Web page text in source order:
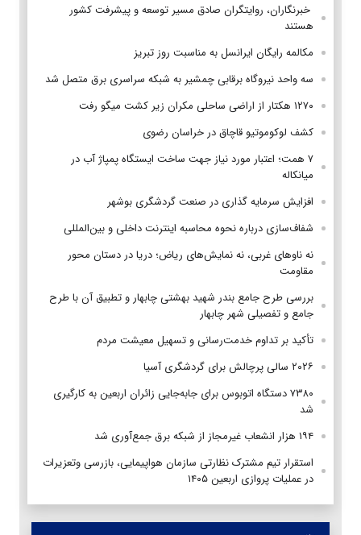
‌ خبرنگاران، روایتگران صادق مسیر توسعه و پیشرفت کشور
هستند
مکالمه رایگان ایرانسل به مناسبت روز تبریز
سه واحد نیروگاه برقابی چمشیر به شبکه سراسری برق متصل شد
۱۲۷۰ هکتار از اراضی ساحلی مکران زیر کشت میگو رفت
کشف لوکوموتیو قاچاق در خراسان رضوی
۷ همت؛ اعتبار مورد نیاز جهت ساخت ایستگاه پمپاژ آب در
میانکاله
افزایش سرمایه گذاری در صنعت گردشگری بوشهر
شفاف‌سازی درباره نحوه محاسبه اینترنت داخلی و بین‌المللی
نه ناوهای غربی، نه نمایش‌های ریاض؛ دریا در دستان محور
مقاومت
بررسی طرح جامع بندر شهید بهشتی چابهار و تطبیق آن با طرح
جامع و تفصیلی شهر چابهار
تأکید بر تداوم خدمت‌رسانی و تسهیل معیشت مردم
۲۰۲۶ سالی پرچالش برای گردشگری آسیا
۷۳۸۰ دستگاه اتوبوس برای جابه‌جایی زائران اربعین به‌ کارگیری
شد
۱۹۴ هزار انشعاب غیرمجاز از شبکه برق جمع‌آوری شد
استقرار تیم مشترک نظارتی سازمان هواپیمایی، بازرسی وتعزیرات
در عملیات پروازی اربعین ۱۴۰۵